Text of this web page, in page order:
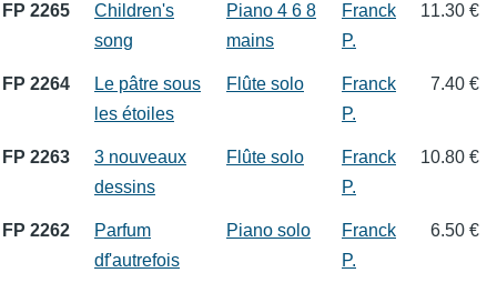
FP 2265
Children's
song
Piano 4 6 8
mains
Franck
P.
11.30 €
FP 2264
Le pâtre sous
les étoiles
Flûte solo
Franck
P.
7.40 €
FP 2263
3 nouveaux
dessins
Flûte solo
Franck
P.
10.80 €
FP 2262
Parfum
df'autrefois
Piano solo
Franck
P.
6.50 €